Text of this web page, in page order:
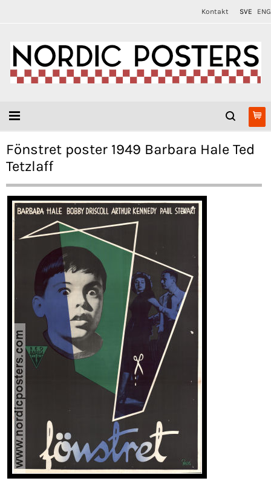
Kontakt SVE ENG
Fönstret poster 1949 Barbara Hale Ted
Tetzlaff